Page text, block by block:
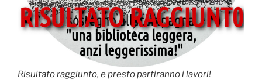
Risultato raggiunto, e presto partiranno i lavori!